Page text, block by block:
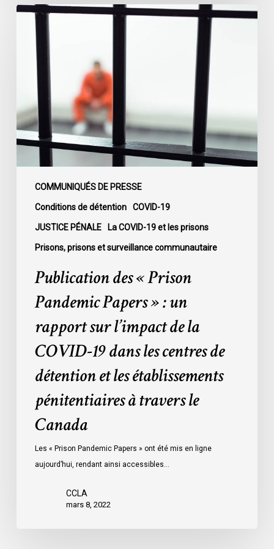
COMMUNIQUÉS DE PRESSE
Conditions de détention COVID-19
JUSTICE PÉNALE La COVID-19 et les prisons
Prisons, prisons et surveillance communautaire
Publication
Prison
Pandemic
Papers
»
:
un
rapport
l’impact
centres
détention
établissements
pénitentiaires
travers
Publication des « Prison
Pandemic Papers » : un
rapport sur l’impact de la
COVID-19 dans les centres de
détention et les établissements
pénitentiaires à travers le
Canada
Les « Prison Pandemic Papers » ont été mis en ligne
aujourd’hui, rendant ainsi accessibles…
CCLA
mars 8, 2022